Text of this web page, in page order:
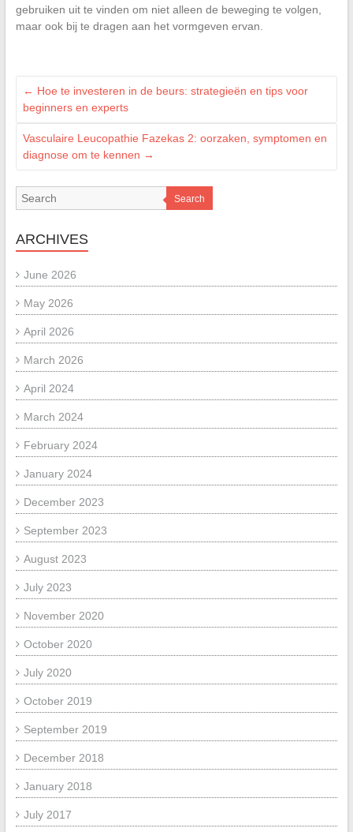
gebruiken uit te vinden om niet alleen de beweging te volgen,
maar ook bij te dragen aan het vormgeven ervan.
← Hoe te investeren in de beurs: strategieën en tips voor
beginners en experts
Vasculaire Leucopathie Fazekas 2: oorzaken, symptomen en
diagnose om te kennen →
Search
ARCHIVES
June 2026
May 2026
April 2026
March 2026
April 2024
March 2024
February 2024
January 2024
December 2023
September 2023
August 2023
July 2023
November 2020
October 2020
July 2020
October 2019
September 2019
December 2018
January 2018
July 2017